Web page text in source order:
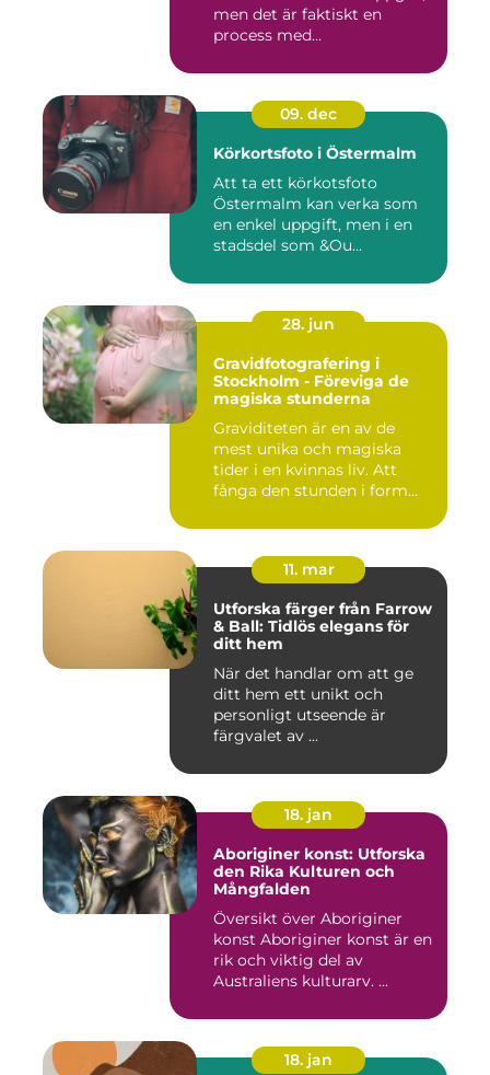
men det är faktiskt en
process med...
09. dec
Körkortsfoto i Östermalm
Att ta ett körkotsfoto
Östermalm kan verka som
en enkel uppgift, men i en
stadsdel som &Ou...
28. jun
Gravidfotografering i
Stockholm - Föreviga de
magiska stunderna
Graviditeten är en av de
mest unika och magiska
tider i en kvinnas liv. Att
fånga den stunden i form...
11. mar
Utforska färger från Farrow
& Ball: Tidlös elegans för
ditt hem
När det handlar om att ge
ditt hem ett unikt och
personligt utseende är
färgvalet av ...
18. jan
Aboriginer konst: Utforska
den Rika Kulturen och
Mångfalden
Översikt över Aboriginer
konst Aboriginer konst är en
rik och viktig del av
Australiens kulturarv. ...
18. jan